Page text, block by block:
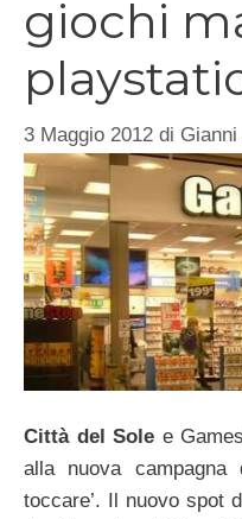
giochi
3 Maggio 2012 di
Città del Sole e
alla nuova campagna
toccare’. Il nuovo spot